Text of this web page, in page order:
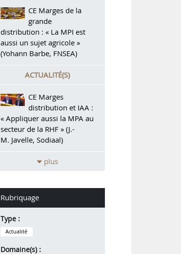
CE Marges de la
grande
distribution : « La MPI est
aussi un sujet agricole »
(Yohann Barbe, FNSEA)
ACTUALITÉ(S)
CE Marges
distribution et IAA :
« Appliquer aussi la MPA au
secteur de la RHF » (J.-
M. Javelle, Sodiaal)
plus
Rubriquage
Type :
Actualité
Domaine(s) :